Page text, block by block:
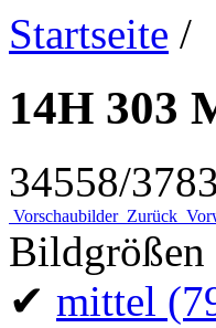
Startseite /
14H 303
34558/
Vorschaubilder Zurück
Bildgrößen
✔ mittel